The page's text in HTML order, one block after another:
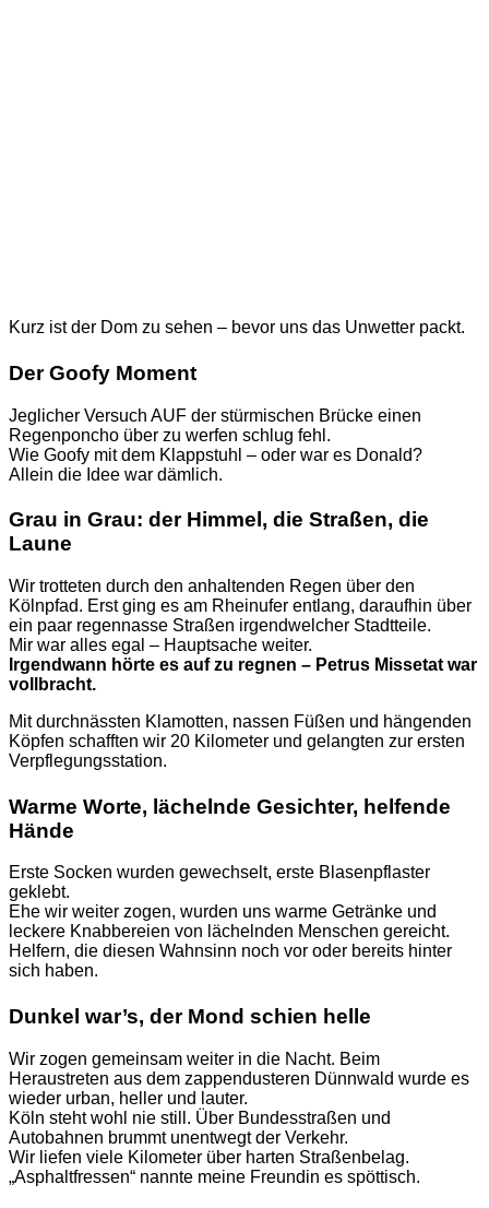
Kurz ist der Dom zu sehen – bevor uns das Unwetter packt.
Der Goofy Moment
Jeglicher Versuch AUF der stürmischen Brücke einen
Regenponcho über zu werfen schlug fehl.
Wie Goofy mit dem Klappstuhl – oder war es Donald?
Allein die Idee war dämlich.
Grau in Grau: der Himmel, die Straßen, die
Laune
Wir trotteten durch den anhaltenden Regen über den
Kölnpfad. Erst ging es am Rheinufer entlang, daraufhin über
ein paar regennasse Straßen irgendwelcher Stadtteile.
Mir war alles egal – Hauptsache weiter.
Irgendwann hörte es auf zu regnen – Petrus Missetat war
vollbracht.
Mit durchnässten Klamotten, nassen Füßen und hängenden
Köpfen schafften wir 20 Kilometer und gelangten zur ersten
Verpflegungsstation.
Warme Worte, lächelnde Gesichter, helfende
Hände
Erste Socken wurden gewechselt, erste Blasenpflaster
geklebt.
Ehe wir weiter zogen, wurden uns warme Getränke und
leckere Knabbereien von lächelnden Menschen gereicht.
Helfern, die diesen Wahnsinn noch vor oder bereits hinter
sich haben.
Dunkel war’s, der Mond schien helle
Wir zogen gemeinsam weiter in die Nacht. Beim
Heraustreten aus dem zappendusteren Dünnwald wurde es
wieder urban, heller und lauter.
Köln steht wohl nie still. Über Bundesstraßen und
Autobahnen brummt unentwegt der Verkehr.
Wir liefen viele Kilometer über harten Straßenbelag.
„Asphaltfressen“ nannte meine Freundin es spöttisch.